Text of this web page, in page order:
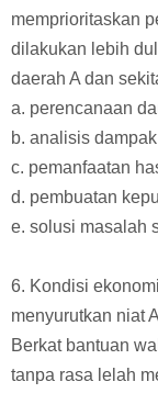
memprioritaskan
dilakukan lebih
daerah A dan
a. perencanaan
b. analisis
c. pemanfaatan
d. pembuatan
e. solusi masalah
6. Kondisi
menyurutkan niat
Berkat bantuan
tanpa rasa lelah